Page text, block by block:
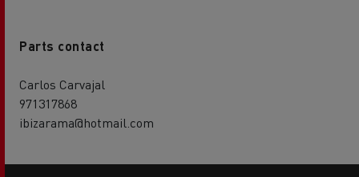
Parts contact
Carlos Carvajal
971317868
ibizarama@hotmail.com